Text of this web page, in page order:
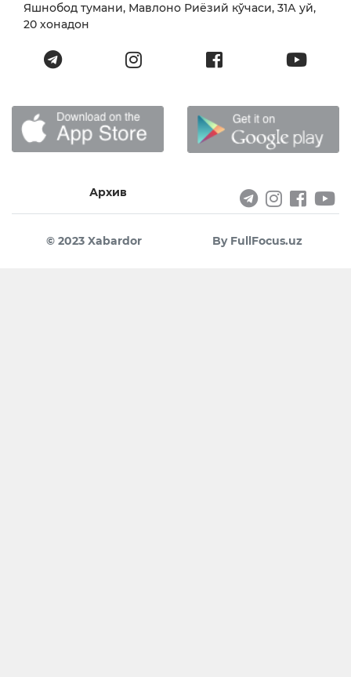
Яшнобод тумани, Мавлоно Риёзий кўчаси, 31А уй,
20 хонадон
Архив
© 2023 Xabardor By FullFocus.uz